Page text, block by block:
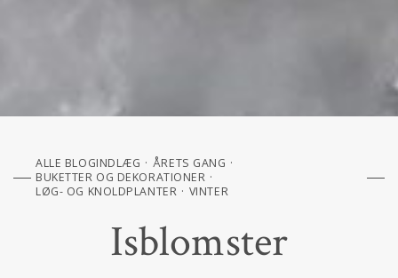
ALLE BLOGINDLÆG
ÅRETS GANG
BUKETTER OG DEKORATIONER
LØG- OG KNOLDPLANTER
VINTER
Isblomster